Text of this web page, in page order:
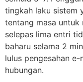
tingkah laku sistem
tentang masa untuk
selepas lima entri
baharu selama 2
lulus pengesahan
hubungan.